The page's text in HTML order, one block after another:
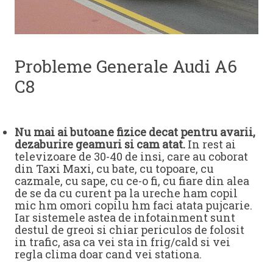
Probleme Generale Audi A6
C8
Nu mai ai butoane fizice decat pentru avarii,
dezaburire geamuri si cam atat. In rest ai
televizoare de 30-40 de insi, care au coborat
din Taxi Maxi, cu bate, cu topoare, cu
cazmale, cu sape, cu ce-o fi, cu fiare din alea
de se da cu curent pa la ureche ham copil
mic hm omori copilu hm faci atata pujcarie.
Iar sistemele astea de infotainment sunt
destul de greoi si chiar periculos de folosit
in trafic, asa ca vei sta in frig/cald si vei
regla clima doar cand vei stationa.